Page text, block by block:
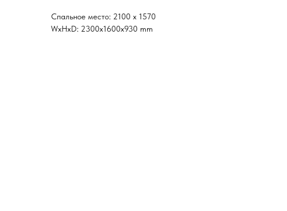
Спальное место: 2100 х 1570
WxHxD: 2300x1600x930 mm